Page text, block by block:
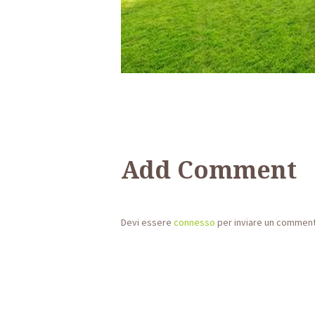
Add Comment
Devi essere connesso per inviare un